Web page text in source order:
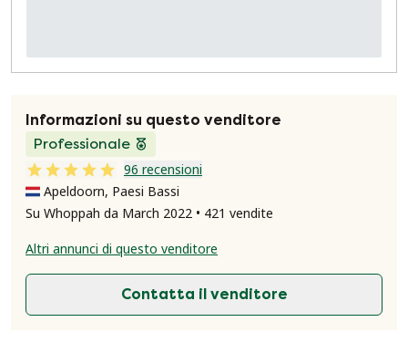
Informazioni su questo venditore
Professionale
96 recensioni
Apeldoorn, Paesi Bassi
Su Whoppah da March 2022 • 421 vendite
Altri annunci di questo venditore
Contatta il venditore